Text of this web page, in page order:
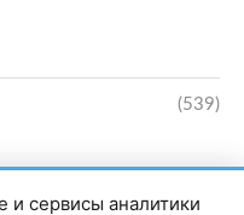
(539)
сервисы аналитики